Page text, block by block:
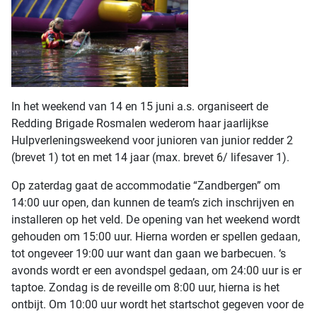
In het weekend van 14 en 15 juni a.s. organiseert de
Redding Brigade Rosmalen wederom haar jaarlijkse
Hulpverleningsweekend voor junioren van junior redder 2
(brevet 1) tot en met 14 jaar (max. brevet 6/ lifesaver 1).
Op zaterdag gaat de accommodatie “Zandbergen” om
14:00 uur open, dan kunnen de team’s zich inschrijven en
installeren op het veld. De opening van het weekend wordt
gehouden om 15:00 uur. Hierna worden er spellen gedaan,
tot ongeveer 19:00 uur want dan gaan we barbecuen. ‘s
avonds wordt er een avondspel gedaan, om 24:00 uur is er
taptoe. Zondag is de reveille om 8:00 uur, hierna is het
ontbijt. Om 10:00 uur wordt het startschot gegeven voor de